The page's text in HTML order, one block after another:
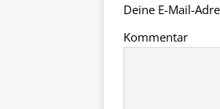
Deine E-Mail-
Kommentar